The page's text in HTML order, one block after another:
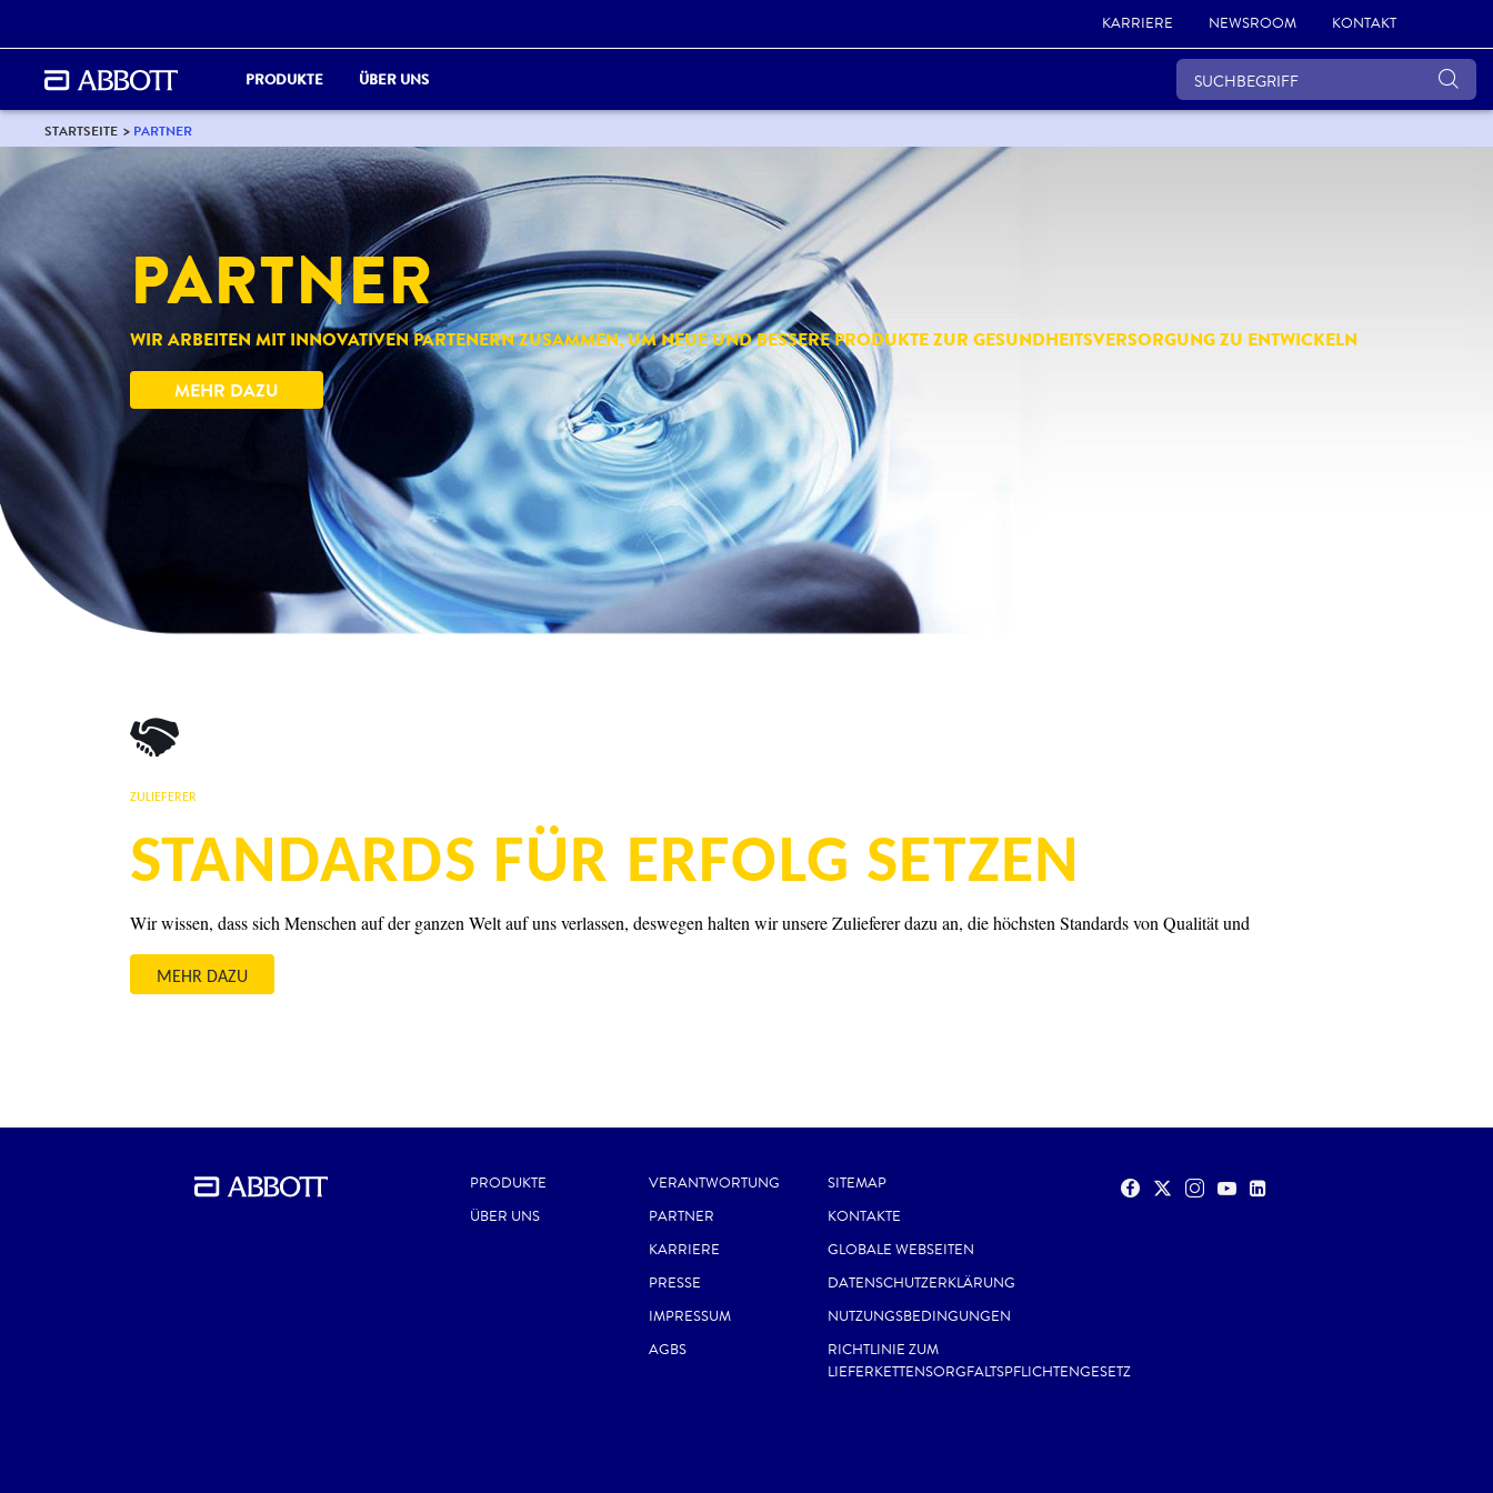
KARRIERE NEWSROOM KONTAKT
PRODUKTE ÜBER UNS
STARTSEITE PARTNER
PARTNER
WIR ARBEITEN MIT INNOVATIVEN PARTENERN ZUSAMMEN, UM NEUE UND BESSERE PRODUKTE ZUR GESUNDHEITSVERSORGUNG ZU ENTWICKELN
MEHR DAZU
ZULIEFERER
STANDARDS FÜR ERFOLG SETZEN
Wir wissen, dass sich Menschen auf der ganzen Welt auf uns verlassen, deswegen halten wir unsere Zulieferer dazu an, die höchsten Standards von Qualität und
MEHR DAZU
PRODUKTE
ÜBER UNS
VERANTWORTUNG
PARTNER
KARRIERE
PRESSE
IMPRESSUM
AGBS
SITEMAP
KONTAKTE
GLOBALE WEBSEITEN
DATENSCHUTZERKLÄRUNG
NUTZUNGSBEDINGUNGEN
RICHTLINIE ZUM
LIEFERKETTENSORGFALTSPFLICHTENGESETZ